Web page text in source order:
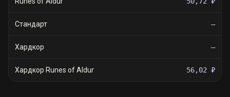
Стандарт —
Хардкор —
Хардкор Runes of Aldur 56,02 ₽